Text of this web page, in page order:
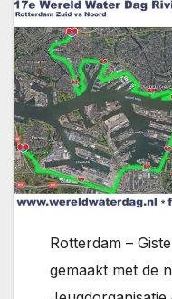
Rotterdam –
gemaakt met de